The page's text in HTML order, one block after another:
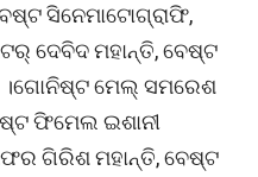
ସିନେମାଟୋଗ୍ରାଫି,
ଦେବିଦ ମହାନ୍ତି, ବେଷ୍ଟ
।ଗୋନିଷ୍ଟ ମେଲ୍ ସମରେଶ
ଫିମେଲ ଇଶାନୀ
ଗିରିଶ ମହାନ୍ତି, ବେଷ୍ଟ